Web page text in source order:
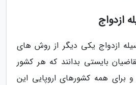
ازدواج
ازدواج یکی دیگر از روش های
بایستی بدانند که هر کشور
برای همه کشورهای اروپایی این